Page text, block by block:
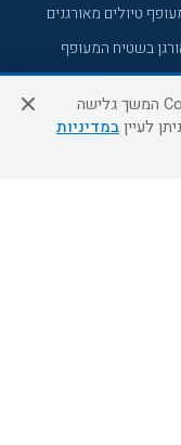
טיולים מאורגנים
בשטיח המעופף
מאורגנים
השטיח המעופף
לידיעתך, באתר זה נעשה שימוש בקבצי Cookies המשך גלישה
לעייןבמדיניות